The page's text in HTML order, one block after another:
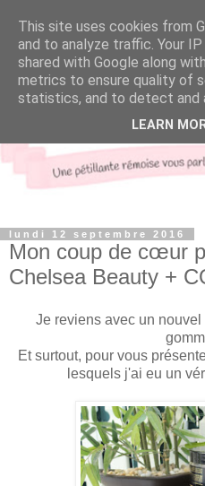
lundi 12 septembre 2016
Mon coup de cœur
Chelsea Beauty +
Je reviens avec un
Et surtout, pour vous
lesquels j'ai eu un
This site uses cookies from
and to analyze traffic. Your
shared with Google along
metrics to ensure quality of
statistics, and to detect and
LEARN